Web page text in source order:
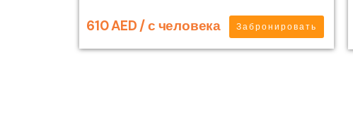
610 AED / с человека Забронировать